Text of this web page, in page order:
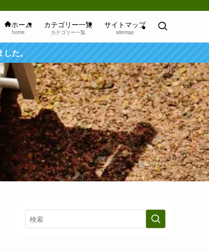
ホーム
home
カテゴリー一覧
カテゴリー一覧
サイトマップ
sitemap
た。